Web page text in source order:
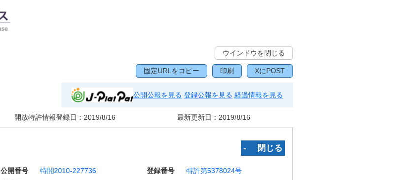
ウインドウを閉じる
固定URLをコピー 印刷 XにPOST
公開公報を見る 登録公報を見る 経過情報を見る
開放特許情報登録日： 2019/8/16 最新更新日： 2019/8/16
‐ 閉じる
公開番号 特開2010-227736 登録番号
特許第5378024号